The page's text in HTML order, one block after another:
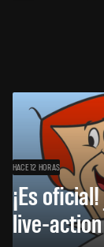
HACE 12 HORAS
¡Es
live-